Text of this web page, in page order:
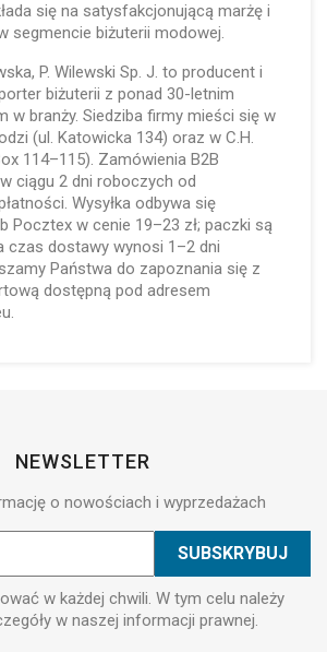
się na satysfakcjonującą marżę i
segmencie biżuterii modowej.
P. Wilewski Sp. J. to producent i
biżuterii z ponad 30-letnim
w branży. Siedziba firmy mieści się w
(ul. Katowicka 134) oraz w C.H.
114–115). Zamówienia B2B
ciągu 2 dni roboczych od
Wysyłka odbywa się
Pocztex w cenie 19–23 zł; paczki są
czas dostawy wynosi 1–2 dni
Państwa do zapoznania się z
dostępną pod adresem
NEWSLETTER
o nowościach i wyprzedażach
w każdej chwili. W tym celu należy
w naszej informacji prawnej.